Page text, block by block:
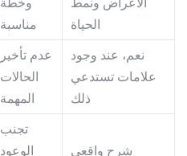
مناسبة
الحياة
عدم تأخير
الحالات
المهمة
نعم، عند وجود
علامات تستدعي
ذلك
تجنب
الوعود
شرح واقعي